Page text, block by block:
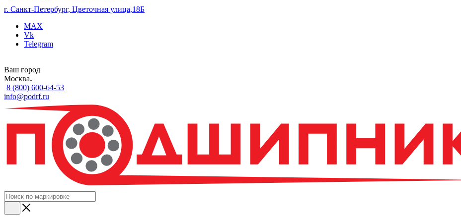
г. Санкт-Петербург, Цветочная улица,18Б
MAX
Vk
Telegram
Ваш город
Москва
8 (800) 600-64-53
info@podrf.ru